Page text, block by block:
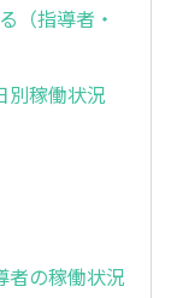
（指導者・
稼働状況
の稼働状況